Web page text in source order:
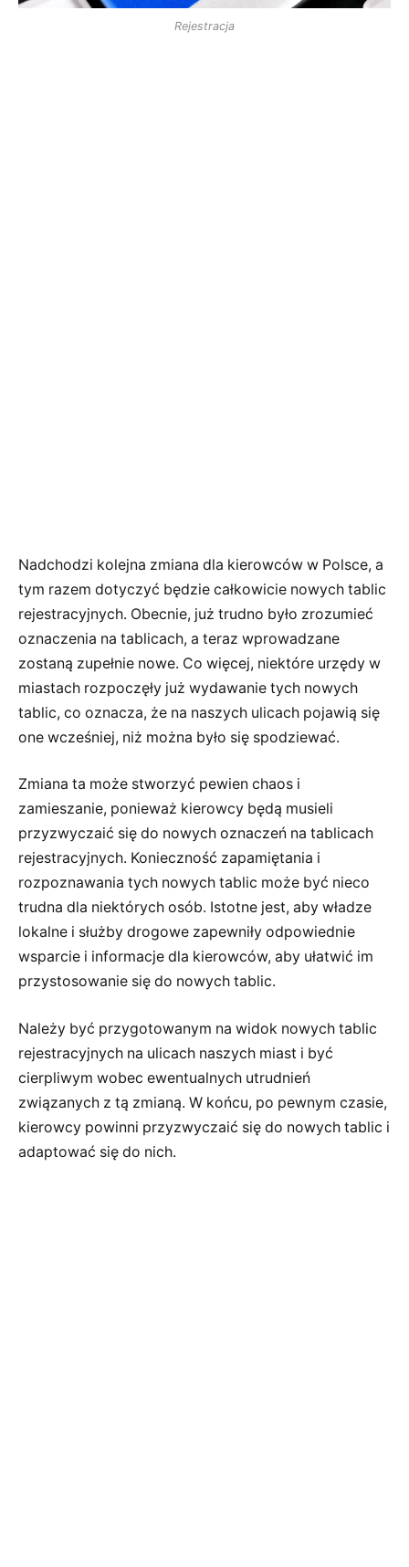
Rejestracja
Nadchodzi kolejna zmiana dla kierowców w Polsce, a
tym razem dotyczyć będzie całkowicie nowych tablic
rejestracyjnych. Obecnie, już trudno było zrozumieć
oznaczenia na tablicach, a teraz wprowadzane
zostaną zupełnie nowe. Co więcej, niektóre urzędy w
miastach rozpoczęły już wydawanie tych nowych
tablic, co oznacza, że na naszych ulicach pojawią się
one wcześniej, niż można było się spodziewać.
Zmiana ta może stworzyć pewien chaos i
zamieszanie, ponieważ kierowcy będą musieli
przyzwyczaić się do nowych oznaczeń na tablicach
rejestracyjnych. Konieczność zapamiętania i
rozpoznawania tych nowych tablic może być nieco
trudna dla niektórych osób. Istotne jest, aby władze
lokalne i służby drogowe zapewniły odpowiednie
wsparcie i informacje dla kierowców, aby ułatwić im
przystosowanie się do nowych tablic.
Należy być przygotowanym na widok nowych tablic
rejestracyjnych na ulicach naszych miast i być
cierpliwym wobec ewentualnych utrudnień
związanych z tą zmianą. W końcu, po pewnym czasie,
kierowcy powinni przyzwyczaić się do nowych tablic i
adaptować się do nich.